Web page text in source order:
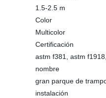
1.5-2.5 m
Color
Multicolor
Certificación
astm f381, astm
nombre
gran parque de
instalación